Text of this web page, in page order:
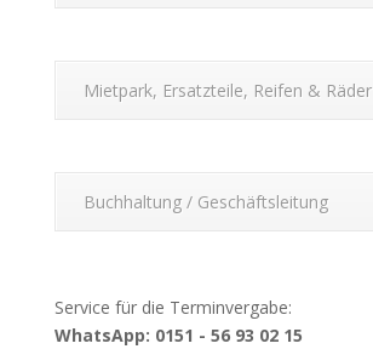
Mietpark, Ersatzteile, Reifen & Räder
Buchhaltung / Geschäftsleitung
Service für die Terminvergabe:
WhatsApp: 0151 - 56 93 02 15